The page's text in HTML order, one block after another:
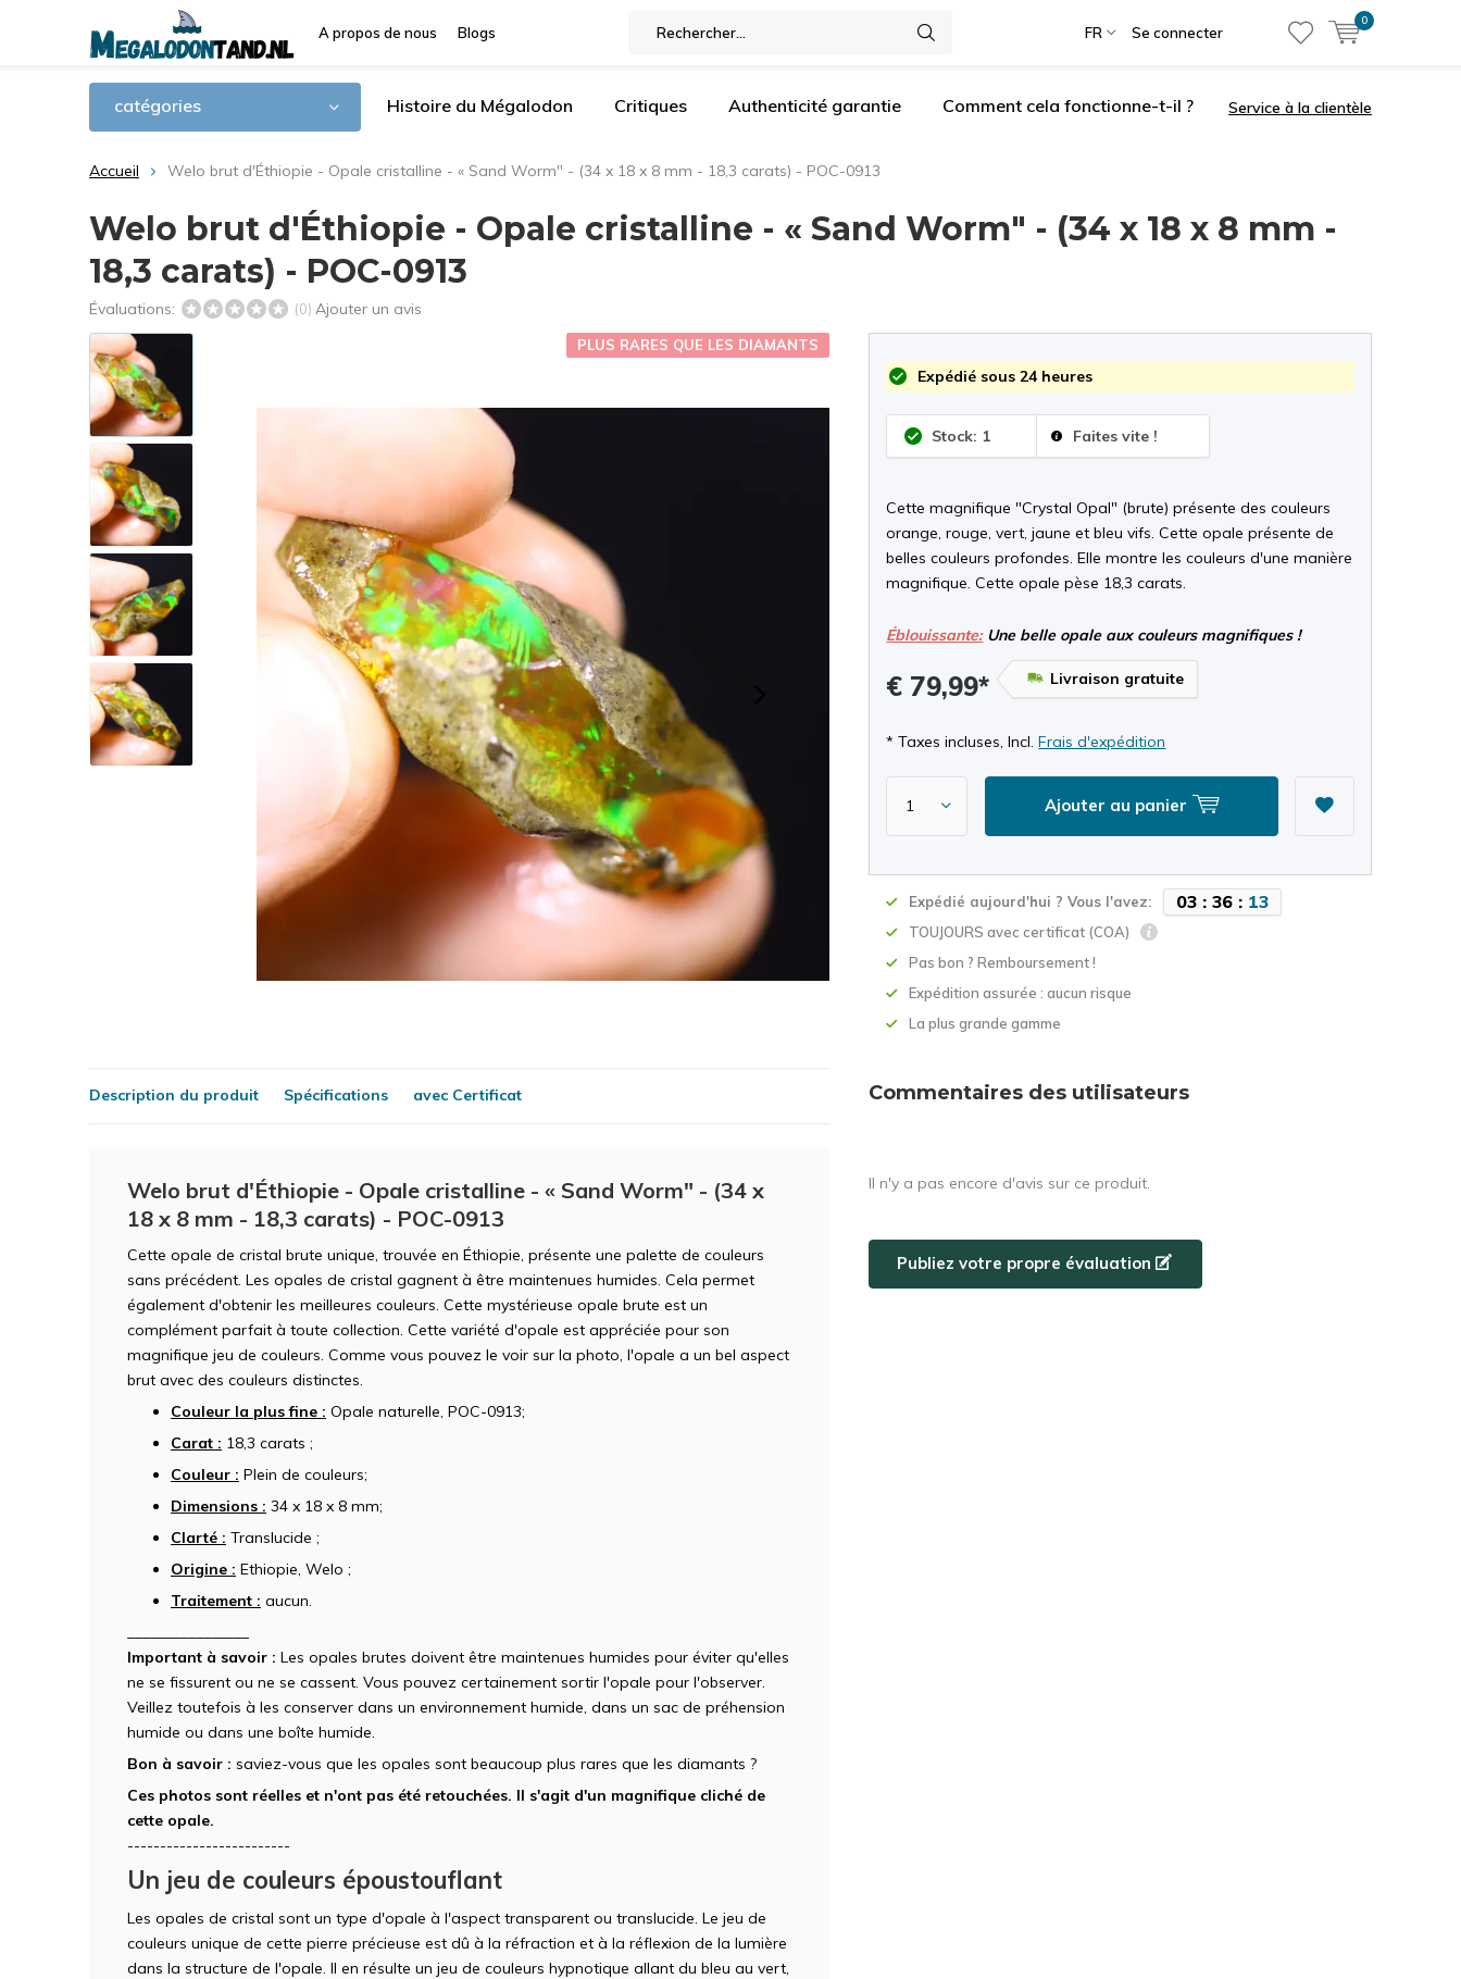
A propos de nous Blogs FR Se connecter
0
catégories Histoire du Mégalodon Critiques Authenticité garantie Comment cela fonctionne-t-il ? Service à la clientèle
Accueil Welo brut d'Éthiopie - Opale cristalline - « Sand Worm" - (34 x 18 x 8 mm - 18,3 carats) - POC-0913
Welo brut d'Éthiopie - Opale cristalline - « Sand Worm" - (34 x 18 x 8 mm -
18,3 carats) - POC-0913
Évaluations: (0) Ajouter un avis
PLUS RARES QUE LES DIAMANTS
Expédié sous 24 heures
Stock: 1 Faites vite !
Cette magnifique "Crystal Opal" (brute) présente des couleurs
orange, rouge, vert, jaune et bleu vifs. Cette opale présente de
belles couleurs profondes. Elle montre les couleurs d'une manière
magnifique. Cette opale pèse 18,3 carats.
Éblouissante:Une belle opale aux couleurs magnifiques !
€ 79,99* Livraison gratuite
* Taxes incluses, Incl.Frais d'expédition
Ajouter au panier
Expédié aujourd'hui ? Vous l'avez: 03: 36: 12
TOUJOURS avec certificat (COA)
Pas bon ? Remboursement !
Expédition assurée : aucun risque
La plus grande gamme
Description du produit Spécifications avec Certificat
Welo brut d'Éthiopie - Opale cristalline - « Sand Worm" - (34 x
18 x 8 mm - 18,3 carats) - POC-0913
Cette opale de cristal brute unique, trouvée en Éthiopie, présente une palette de couleurs
sans précédent. Les opales de cristal gagnent à être maintenues humides. Cela permet
également d'obtenir les meilleures couleurs. Cette mystérieuse opale brute est un
complément parfait à toute collection. Cette variété d'opale est appréciée pour son
magnifique jeu de couleurs. Comme vous pouvez le voir sur la photo, l'opale a un bel aspect
brut avec des couleurs distinctes.
Couleur la plus fine : Opale naturelle, POC-0913;
Carat : 18,3 carats ;
Couleur : Plein de couleurs;
Dimensions : 34 x 18 x 8 mm;
Clarté : Translucide ;
Origine : Ethiopie, Welo ;
Traitement : aucun.
Important à savoir : Les opales brutes doivent être maintenues humides pour éviter qu'elles
ne se fissurent ou ne se cassent. Vous pouvez certainement sortir l'opale pour l'observer.
Veillez toutefois à les conserver dans un environnement humide, dans un sac de préhension
humide ou dans une boîte humide.
Bon à savoir : saviez-vous que les opales sont beaucoup plus rares que les diamants ?
Ces photos sont réelles et n'ont pas été retouchées. Il s'agit d'un magnifique cliché de
cette opale.
-------------------------
Un jeu de couleurs époustouflant
Les opales de cristal sont un type d'opale à l'aspect transparent ou translucide. Le jeu de
couleurs unique de cette pierre précieuse est dû à la réfraction et à la réflexion de la lumière
dans la structure de l'opale. Il en résulte un jeu de couleurs hypnotique allant du bleu au vert,
Commentaires des utilisateurs
Il n'y a pas encore d'avis sur ce produit.
Publiez votre propre évaluation